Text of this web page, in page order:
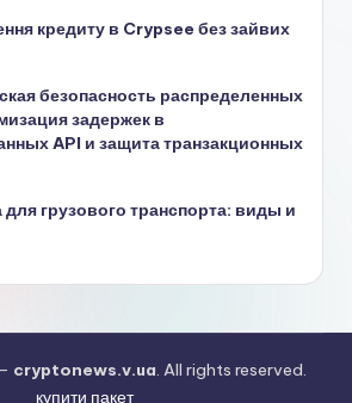
кредиту в Crypsee без зайвих
безопасность распределенных
задержек в
API и защита транзакционных
грузового транспорта: виды и
cryptonews.v.ua. All rights reserved.
купити пакет